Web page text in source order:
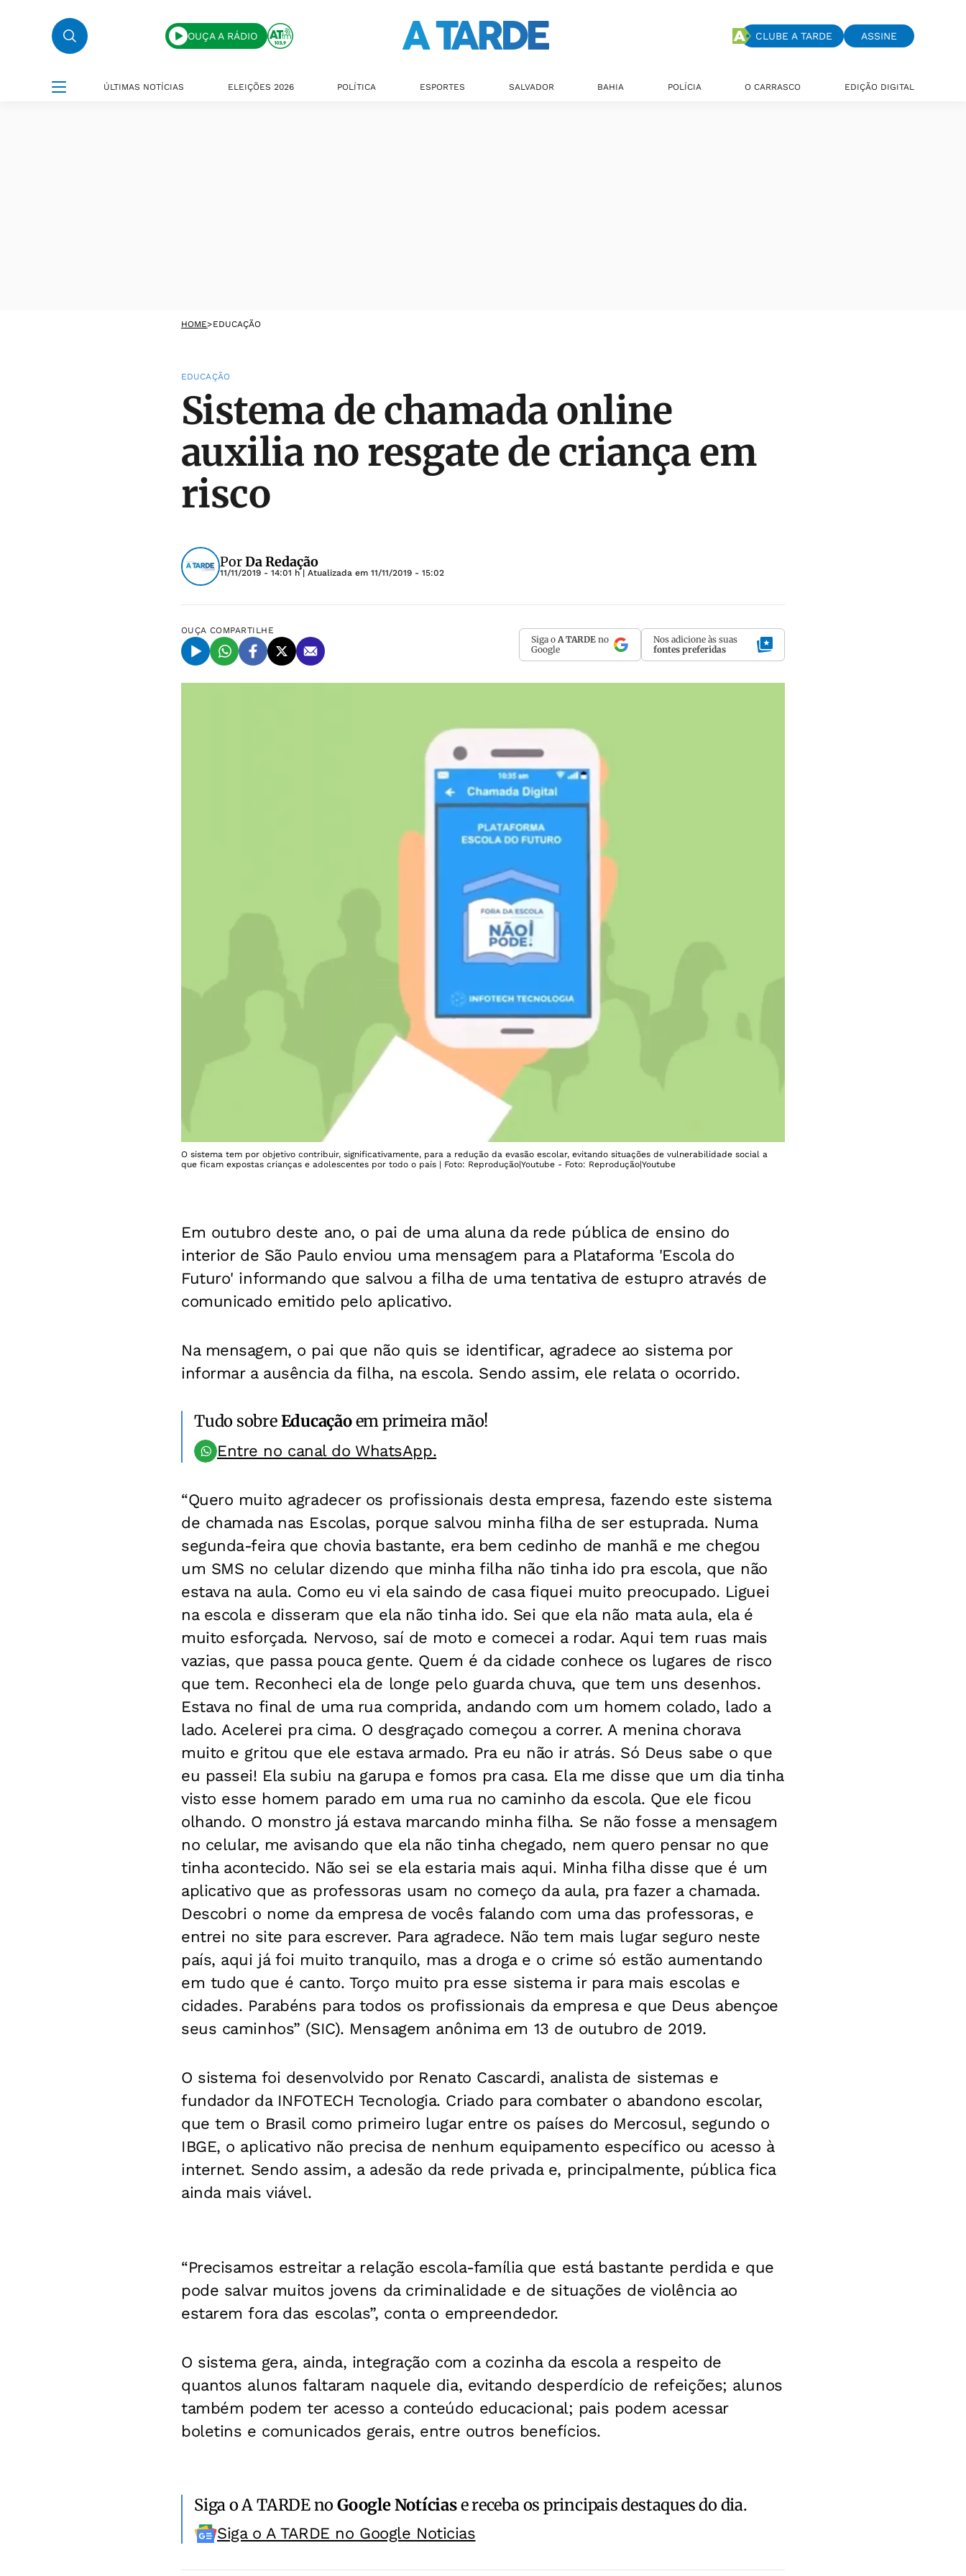
OUÇA A RÁDIO CLUBE A TARDE ASSINE
ÚLTIMAS NOTÍCIAS ELEIÇÕES 2026 POLÍTICA ESPORTES SALVADOR BAHIA POLÍCIA O CARRASCO EDIÇÃO DIGITAL
HOME>EDUCAÇÃO
EDUCAÇÃO
Sistema de chamada online
auxilia no resgate de criança em
risco
PorDa Redação
11/11/2019 - 14:01 h| Atualizada em 11/11/2019 - 15:02
OUÇA COMPARTILHE
Siga o A TARDE no
Google
Nos adicione às suas
fontes preferidas
O sistema tem por objetivo contribuir, significativamente, para a redução da evasão escolar, evitando situações de vulnerabilidade social a
que ficam expostas crianças e adolescentes por todo o país | Foto: Reprodução|Youtube - Foto: Reprodução|Youtube
Em outubro deste ano, o pai de uma aluna da rede pública de ensino do
interior de São Paulo enviou uma mensagem para a Plataforma 'Escola do
Futuro' informando que salvou a filha de uma tentativa de estupro através de
comunicado emitido pelo aplicativo.
Na mensagem, o pai que não quis se identificar, agradece ao sistema por
informar a ausência da filha, na escola. Sendo assim, ele relata o ocorrido.
Tudo sobreEducaçãoem primeira mão!
Entre no canal do WhatsApp.
“Quero muito agradecer os profissionais desta empresa, fazendo este sistema
de chamada nas Escolas, porque salvou minha filha de ser estuprada. Numa
segunda-feira que chovia bastante, era bem cedinho de manhã e me chegou
um SMS no celular dizendo que minha filha não tinha ido pra escola, que não
estava na aula. Como eu vi ela saindo de casa fiquei muito preocupado. Liguei
na escola e disseram que ela não tinha ido. Sei que ela não mata aula, ela é
muito esforçada. Nervoso, saí­ de moto e comecei a rodar. Aqui tem ruas mais
vazias, que passa pouca gente. Quem é da cidade conhece os lugares de risco
que tem. Reconheci ela de longe pelo guarda chuva, que tem uns desenhos.
Estava no final de uma rua comprida, andando com um homem colado, lado a
lado. Acelerei pra cima. O desgraçado começou a correr. A menina chorava
muito e gritou que ele estava armado. Pra eu não ir atrás. Só Deus sabe o que
eu passei! Ela subiu na garupa e fomos pra casa. Ela me disse que um dia tinha
visto esse homem parado em uma rua no caminho da escola. Que ele ficou
olhando. O monstro já estava marcando minha filha. Se não fosse a mensagem
no celular, me avisando que ela não tinha chegado, nem quero pensar no que
tinha acontecido. Não sei se ela estaria mais aqui. Minha filha disse que é um
aplicativo que as professoras usam no começo da aula, pra fazer a chamada.
Descobri o nome da empresa de vocês falando com uma das professoras, e
entrei no site para escrever. Para agradece. Não tem mais lugar seguro neste
país, aqui já foi muito tranquilo, mas a droga e o crime só estão aumentando
em tudo que é canto. Torço muito pra esse sistema ir para mais escolas e
cidades. Parabéns para todos os profissionais da empresa e que Deus abençoe
seus caminhos” (SIC). Mensagem anônima em 13 de outubro de 2019.
O sistema foi desenvolvido por Renato Cascardi, analista de sistemas e
fundador da INFOTECH Tecnologia. Criado para combater o abandono escolar,
que tem o Brasil como primeiro lugar entre os países do Mercosul, segundo o
IBGE, o aplicativo não precisa de nenhum equipamento específico ou acesso à
internet. Sendo assim, a adesão da rede privada e, principalmente, pública fica
ainda mais viável.
“Precisamos estreitar a relação escola-família que está bastante perdida e que
pode salvar muitos jovens da criminalidade e de situações de violência ao
estarem fora das escolas”, conta o empreendedor.
O sistema gera, ainda, integração com a cozinha da escola a respeito de
quantos alunos faltaram naquele dia, evitando desperdício de refeições; alunos
também podem ter acesso a conteúdo educacional; pais podem acessar
boletins e comunicados gerais, entre outros benefícios.
Siga o A TARDE noGoogle Notíciase receba os principais destaques do dia.
Siga o A TARDE no Google Noticias